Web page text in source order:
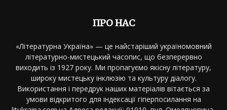
ПРО НАС
«Літературна Україна» — це найстаріший україномовний
літературно-мистецький часопис, що безперервно
виходить із 1927 року. Ми пропагуємо якісну літературу,
широку мистецьку інклюзію та культуру діалогу.
Використання і передрук наших матеріалів вітається за
умови відкритого для індексації гіперпосилання на